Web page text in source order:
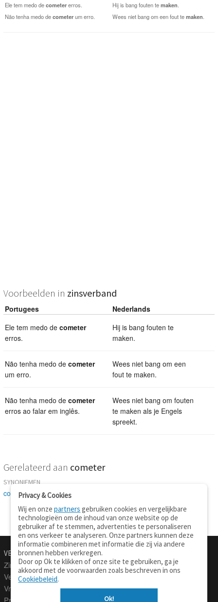
Ele tem medo decometererros. Hij is bang fouten temaken
Não tenha medo decometerum erro. Wees niet bang om een fout temaken
Voorbeelden in zinsverband
Portugees
Nederlands
Ele tem medo de cometer
erros.
Hij is bang fouten te
maken.
Não tenha medo de cometer
um erro.
Wees niet bang om een
fout te maken.
Não tenha medo de cometer
erros ao falar em inglês.
Wees niet bang om fouten
te maken als je Engels
spreekt.
Gerelateerd aan cometer
SYNONIEMEN
confiar-entregar-fazer
VERTALEN.NU
Zinnen vertalen
Verklarend woordenboek
Vraagbaak
Professionele vertaling
Over deze site
Privacy
Privacy & Cookies
Wij en onzepartners gebruiken cookies en vergelijkbare
technologieën om de inhoud van onze website op de
gebruiker af te stemmen, advertenties te personaliseren
en ons verkeer te analyseren. Onze partners kunnen deze
informatie combineren met informatie die zij via andere
bronnen hebben verkregen.
Door op Ok te klikken of onze site te gebruiken, ga je
akkoord met de voorwaarden zoals beschreven in ons
Cookiebeleid.
Ok!